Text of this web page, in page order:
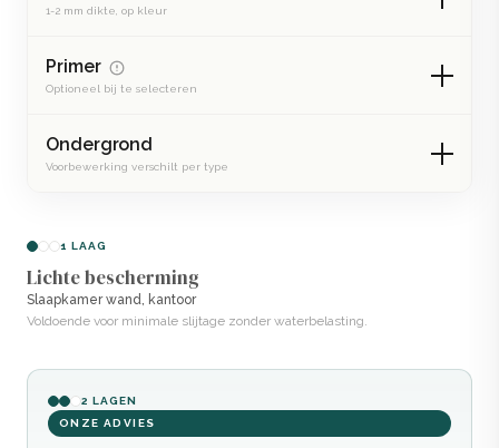
1-2 mm dikte, op kleur
Primer
Optioneel bij te selecteren
Ondergrond
Voorbewerking verschilt per type
1 LAAG
Lichte bescherming
Slaapkamer wand, kantoor
Voldoende voor minimale slijtage zonder waterbelasting.
2 LAGEN
ONZE ADVIES